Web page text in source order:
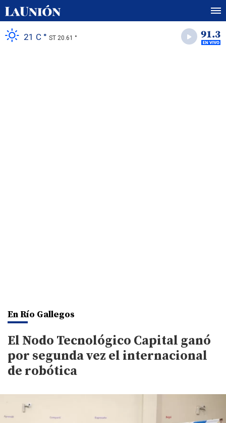
21 C ° ST 20.61 °
En Río Gallegos
El Nodo Tecnológico Capital ganó
por segunda vez el internacional
de robótica